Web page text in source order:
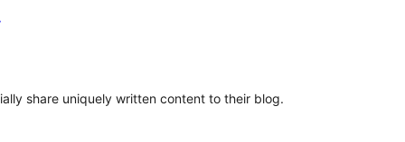
share uniquely written content to their blog.